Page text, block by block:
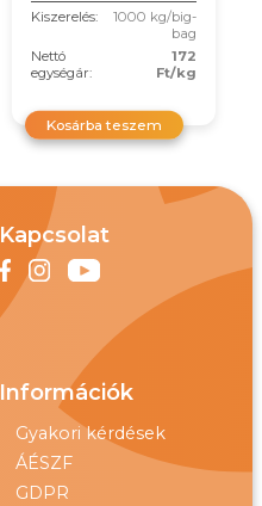
Kiszerelés:
1000 kg/big-
bag
Nettó
egységár:
172
Ft/kg
Kosárba teszem
Kapcsolat
Információk
Gyakori kérdések
ÁÉSZF
GDPR